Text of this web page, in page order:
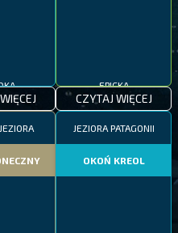
CZYTAJ WIĘCEJ
JEZIORA PATAGONII
OKOŃ KREOL